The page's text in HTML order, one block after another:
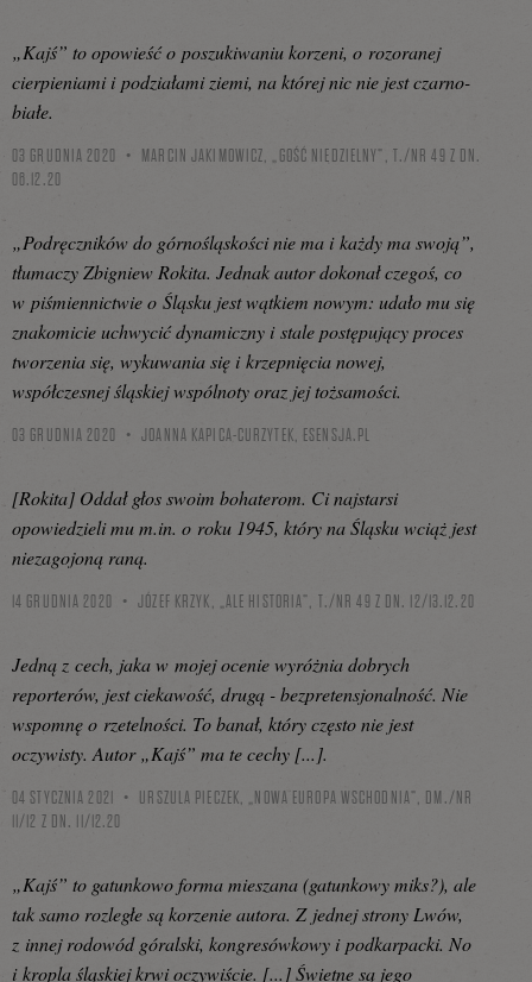
„Kajś” to opowieść o poszukiwaniu korzeni, o rozoranej
cierpieniami i podziałami ziemi, na której nic nie jest czarno-
białe.
03 GRUDNIA 2020
MARCIN JAKIMOWICZ, „GOŚĆ NIEDZIELNY”, T./NR 49 Z DN.
06.12.20
„Podręczników do górnośląskości nie ma i każdy ma swoją”,
tłumaczy Zbigniew Rokita. Jednak autor dokonał czegoś, co
w piśmiennictwie o Śląsku jest wątkiem nowym: udało mu się
znakomicie uchwycić dynamiczny i stale postępujący proces
tworzenia się, wykuwania się i krzepnięcia nowej,
współczesnej śląskiej wspólnoty oraz jej tożsamości.
03 GRUDNIA 2020 JOANNA KAPICA-CURZYTEK, ESENSJA.PL
[Rokita] Oddał głos swoim bohaterom. Ci najstarsi
opowiedzieli mu m.in. o roku 1945, który na Śląsku wciąż jest
niezagojoną raną.
14 GRUDNIA 2020 JÓZEF KRZYK, „ALE HISTORIA”, T./NR 49 Z DN. 12/13.12.20
Jedną z cech, jaka w mojej ocenie wyróżnia dobrych
reporterów, jest ciekawość, drugą - bezpretensjonalność. Nie
wspomnę o rzetelności. To banał, który często nie jest
oczywisty. Autor „Kajś” ma te cechy [...].
04 STYCZNIA 2021
URSZULA PIECZEK, „NOWA EUROPA WSCHODNIA”, DM./NR
11/12 Z DN. 11/12.20
„Kajś” to gatunkowo forma mieszana (gatunkowy miks?), ale
tak samo rozległe są korzenie autora. Z jednej strony Lwów,
z innej rodowód góralski, kongresówkowy i podkarpacki. No
i kropla śląskiej krwi oczywiście. [...] Świetne są jego